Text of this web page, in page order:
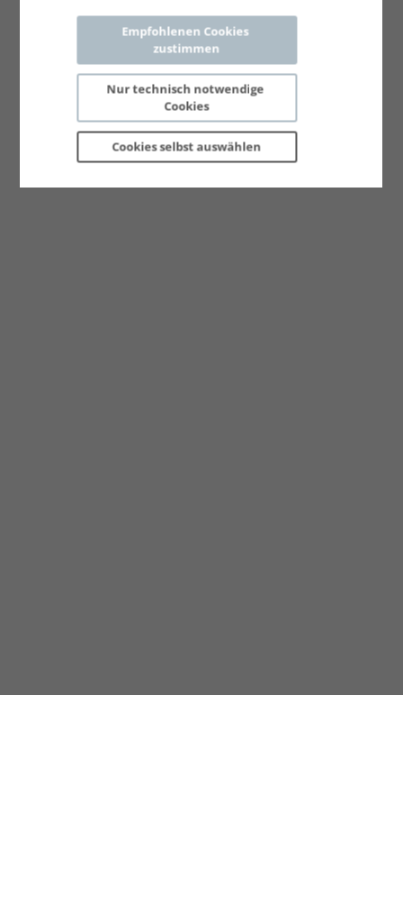
Empfohlenen Cookies
zustimmen
Nur technisch notwendige
Cookies
Cookies selbst auswählen